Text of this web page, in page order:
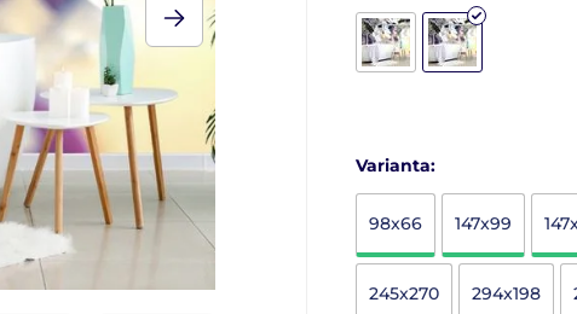
Varianta:
98x66 147x99
245x270 294x198